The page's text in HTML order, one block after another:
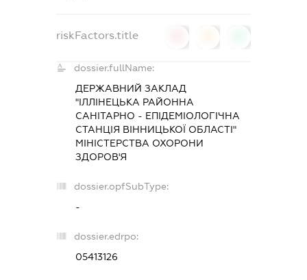
riskFactors.title
dossier.fullName:
ДЕРЖАВНИЙ ЗАКЛАД
"ІЛЛІНЕЦЬКА РАЙОННА
САНІТАРНО - ЕПІДЕМІОЛОГІЧНА
СТАНЦІЯ ВІННИЦЬКОЇ ОБЛАСТІ"
МІНІСТЕРСТВА ОХОРОНИ
ЗДОРОВ'Я
dossier.opfSubType:
-
dossier.edrpo:
05413126